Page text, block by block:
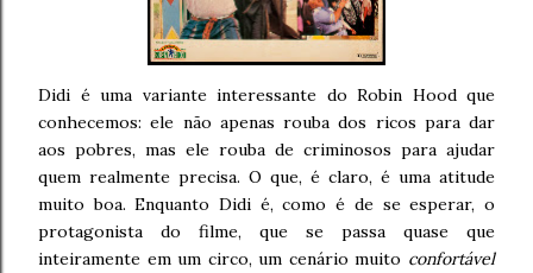
Didi é uma variante interessante do Robin Hood que
conhecemos: ele não apenas rouba dos ricos para dar
aos pobres, mas ele rouba de criminosos para ajudar
quem realmente precisa. O que, é claro, é uma atitude
muito boa. Enquanto Didi é, como é de se esperar, o
protagonista do filme, que se passa quase que
inteiramente em um circo, um cenário muito confortável